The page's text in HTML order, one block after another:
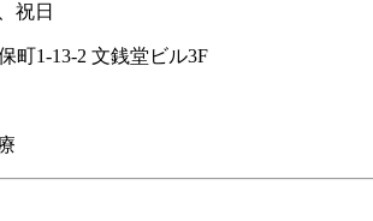
祝日
町1-13-2 文銭堂ビル3F